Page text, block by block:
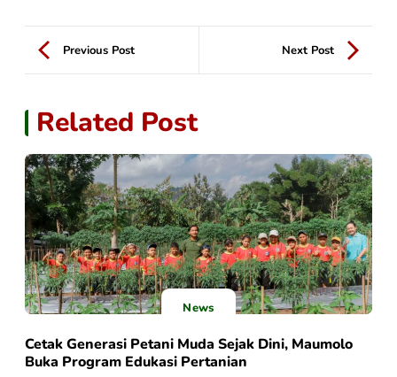
Previous Post Next Post
Related Post
News
Cetak Generasi Petani Muda Sejak Dini, Maumolo
Buka Program Edukasi Pertanian